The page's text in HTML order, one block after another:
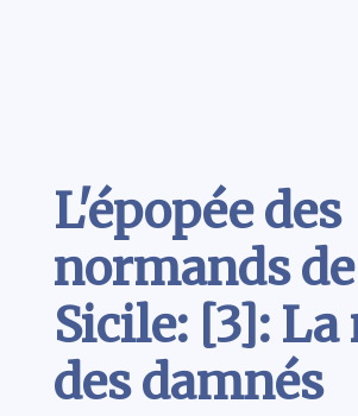
L'épopée des
normands de
Sicile: [3]: La
des damnés